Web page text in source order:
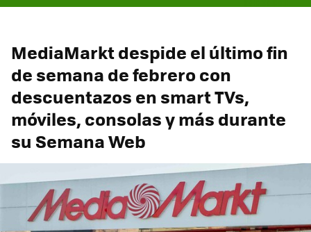
MediaMarkt despide el último fin
de semana de febrero con
descuentazos en smart TVs,
móviles, consolas y más durante
su Semana Web